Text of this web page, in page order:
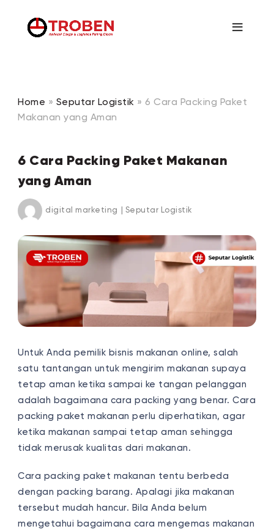
Home » Seputar Logistik » 6 Cara Packing Paket
Makanan yang Aman
6 Cara Packing Paket Makanan
yang Aman
digital marketing Seputar Logistik
Untuk Anda pemilik bisnis makanan online, salah
satu tantangan untuk mengirim makanan supaya
tetap aman ketika sampai ke tangan pelanggan
adalah bagaimana cara packing yang benar. Cara
packing paket makanan perlu diperhatikan, agar
ketika makanan sampai tetap aman sehingga
tidak merusak kualitas dari makanan.
Cara packing paket makanan tentu berbeda
dengan packing barang. Apalagi jika makanan
tersebut mudah hancur. Bila Anda belum
mengetahui bagaimana cara mengemas makanan